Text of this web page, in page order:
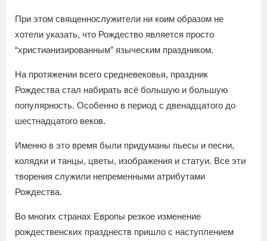
При этом священнослужители ни коим образом не
хотели указать, что Рождество является просто
“христианизированным” языческим праздником.
На протяжении всего средневековья, праздник
Рождества стал набирать всё большую и большую
популярность. Особенно в период с двенадцатого до
шестнадцатого веков.
Именно в это время были придуманы пьесы и песни,
колядки и танцы, цветы, изображения и статуи. Все эти
творения служили непременными атрибутами
Рождества.
Во многих странах Европы резкое изменение
рождественских празднеств пришло с наступлением